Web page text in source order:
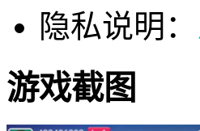
隐私说明：
游戏截图